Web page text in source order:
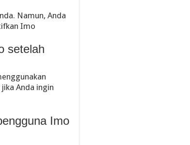
Namun, Anda
Imo
setelah
Anda ingin
Imo